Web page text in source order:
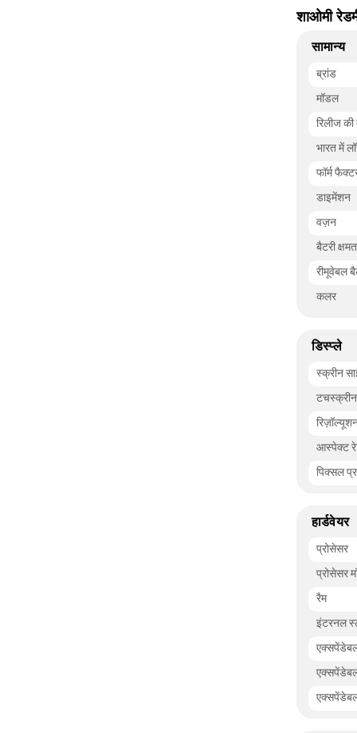
शाओमी
सामान्य
ब्रांड
मॉडल
रिलीज की
भारत में
फॉर्म
डाइमेंशन
वज़न
बैटरी
रीमूवेबल
कलर
डिस्प्ले
स्क्रीन
टचस्क्रीन
आस्पेक्ट
पिक्सल
हार्डवेयर
प्रोसेसर
प्रोसेसर
रैम
इंटरनल
एक्सपेंडेबल